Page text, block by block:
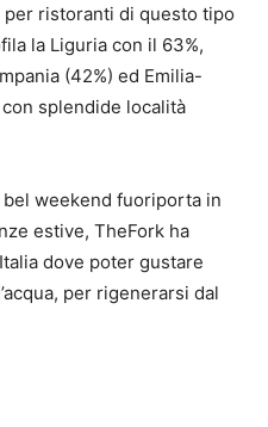
ristoranti di questo tipo
la Liguria con il 63%,
(42%) ed Emilia-
splendide località
weekend fuoriporta in
estive, TheFork ha
dove poter gustare
per rigenerarsi dal